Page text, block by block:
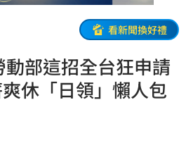
看新聞換好禮
部這招全台狂申請
休「日領」懶人包